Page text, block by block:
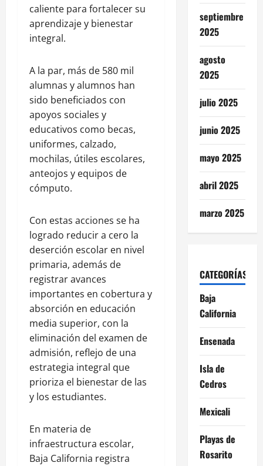
caliente para fortalecer su
aprendizaje y bienestar
integral.
A la par, más de 580 mil
alumnas y alumnos han
sido beneficiados con
apoyos sociales y
educativos como becas,
uniformes, calzado,
mochilas, útiles escolares,
anteojos y equipos de
cómputo.
Con estas acciones se ha
logrado reducir a cero la
deserción escolar en nivel
primaria, además de
registrar avances
importantes en cobertura y
absorción en educación
media superior, con la
eliminación del examen de
admisión, reflejo de una
estrategia integral que
prioriza el bienestar de las
y los estudiantes.
En materia de
infraestructura escolar,
Baja California registra
septiembre
2025
agosto
2025
julio 2025
junio 2025
mayo 2025
abril 2025
marzo 2025
CATEGORÍAS
Baja
California
Ensenada
Isla de
Cedros
Mexicali
Playas de
Rosarito